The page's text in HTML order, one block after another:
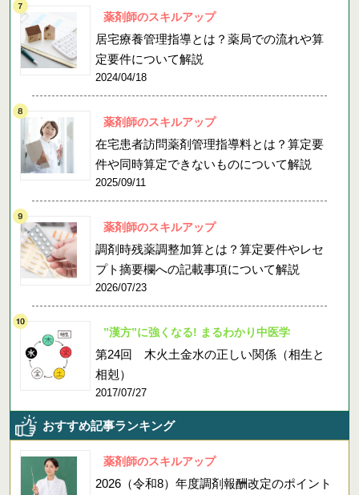
薬剤師のスキルアップ
居宅療養管理指導とは？薬局での流れや算
定要件について解説
2024/04/18
薬剤師のスキルアップ
在宅患者訪問薬剤管理指導料とは？算定要
件や同時算定できないものについて解説
2025/09/11
薬剤師のスキルアップ
調剤時残薬調整加算とは？算定要件やレセ
プト摘要欄への記載事項について解説
2026/07/23
”漢方”に強くなる! まるわかり中医学
第24回 木火土金水の正しい関係（相生と
相剋）
2017/07/27
おすすめ記事ランキング
薬剤師のスキルアップ
2026（令和8）年度調剤報酬改定のポイント